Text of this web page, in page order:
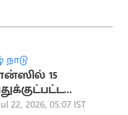
நாடு
15
22, 2026, 05:07 IST